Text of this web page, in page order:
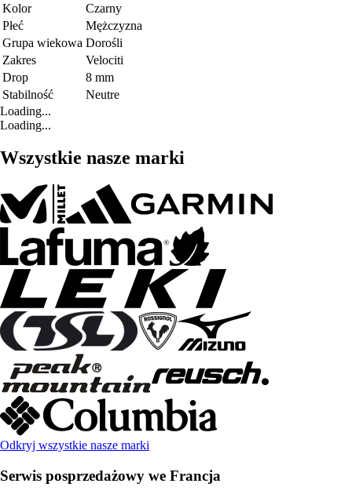
Kolor
Czarny
Płeć
Mężczyzna
Grupa wiekowa Dorośli
Zakres
Velociti
Drop
8 mm
Stabilność
Neutre
Loading...
Loading...
Wszystkie nasze marki
Odkryj wszystkie nasze marki
Serwis posprzedażowy we Francja